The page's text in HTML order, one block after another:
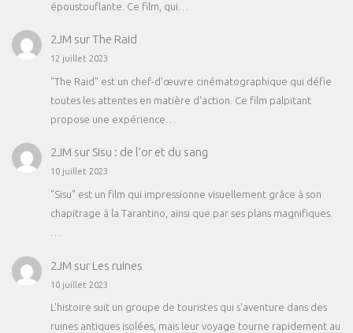
époustouflante. Ce film, qui…
2JM surThe Raid
12 juillet 2023
"The Raid" est un chef-d'œuvre cinématographique qui défie
toutes les attentes en matière d'action. Ce film palpitant
propose une expérience…
2JM sur Sisu : de l’or et du sang
10 juillet 2023
"Sisu" est un film qui impressionne visuellement grâce à son
chapitrage à la Tarantino, ainsi que par ses plans magnifiques.
2JM sur Les ruines
10 juillet 2023
L'histoire suit un groupe de touristes qui s'aventure dans des
ruines antiques isolées, mais leur voyage tourne rapidement au